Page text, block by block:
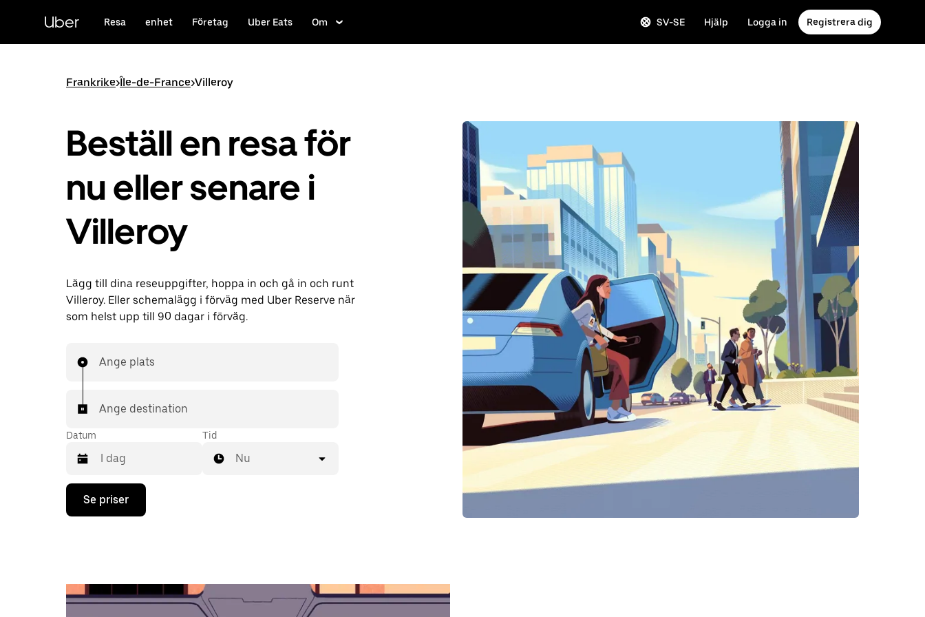
huvudinnehållet
Uber Resa enhet Företag Uber Eats Om SV-SE Hjälp Logga in Registrera dig
Frankrike>Île-de-France>Villeroy
Beställ en resa för
nu eller senare i
Villeroy
Lägg till dina reseuppgifter, hoppa in och gå in och runt
Villeroy. Eller schemalägg i förväg med Uber Reserve när
som helst upp till 90 dagar i förväg.
Ange plats
Ange destination
Datum
Tryck
nedåtpilen
välja
ett
Tid
Nu
Se priser